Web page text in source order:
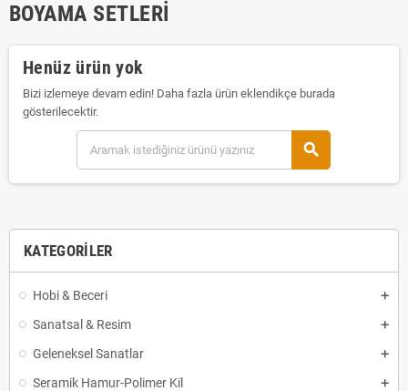
KATEGORILER
Hobi & Beceri
Sanatsal & Resim
Geleneksel Sanatlar
Seramik Hamur-Polimer Kil
BOYAMA SETLERI
Henüz ürün yok
Bizi izlemeye devam edin! Daha fazla ürün eklendikçe burada
gösterilecektir.
search